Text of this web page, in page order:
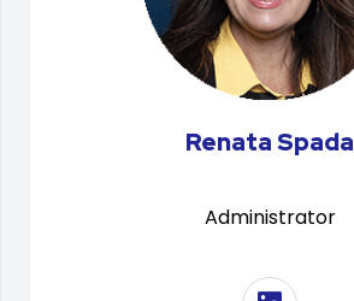
Renata Spada
Administrator